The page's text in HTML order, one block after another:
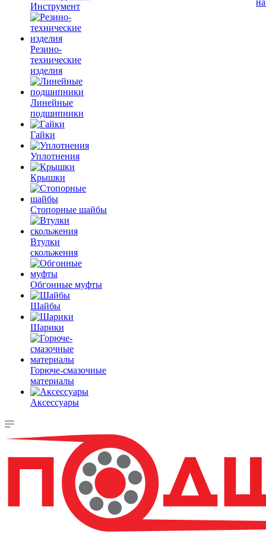
Инструмент
Резино-
технические
изделия
Линейные
подшипники
Гайки
Уплотнения
Крышки
Стопорные шайбы
Втулки
скольжения
Обгонные муфты
Шайбы
Шарики
Горюче-смазочные
материалы
Аксессуары